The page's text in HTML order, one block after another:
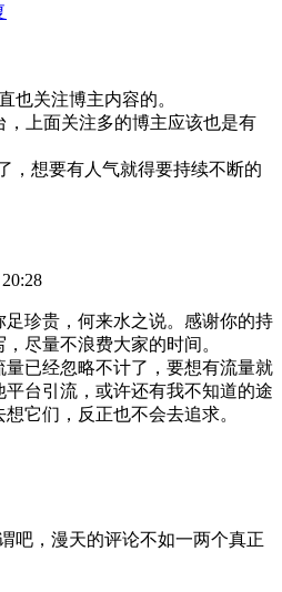
也关注博主内容的。
，上面关注多的博主应该也是有
，想要有人气就得要持续不断的
足珍贵，何来水之说。感谢你的持
尽量不浪费大家的时间。
量已经忽略不计了，要想有流量就
平台引流，或许还有我不知道的途
它们，反正也不会去追求。
吧，漫天的评论不如一两个真正